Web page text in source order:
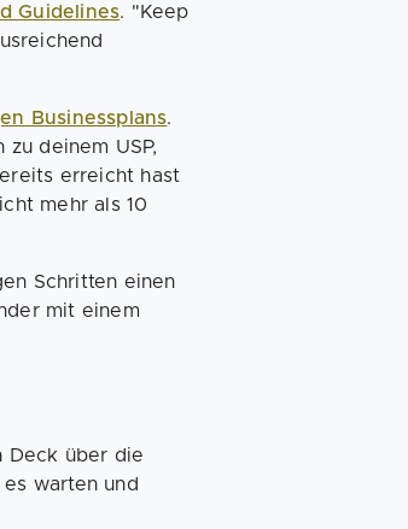
Guidelines. "Keep
Businessplans.
deinem USP,
erreicht hast
mehr als 10
Schritten einen
mit einem
Deck über die
warten und